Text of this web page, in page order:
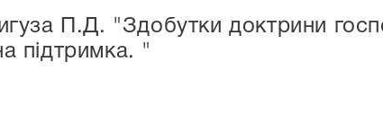
П.Д. "Здобутки доктрини
підтримка. "